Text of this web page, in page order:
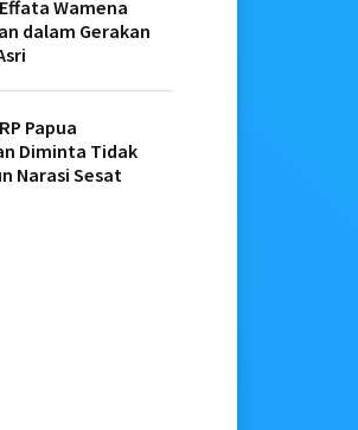
Wamena
dalam Gerakan
Papua
Diminta Tidak
Narasi Sesat